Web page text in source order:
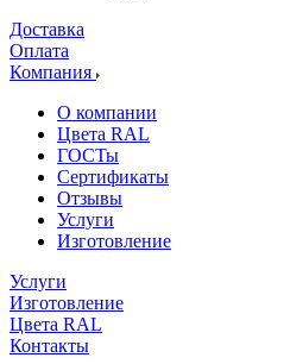
Доставка
Оплата
Компания
О компании
Цвета RAL
ГОСТы
Сертификаты
Отзывы
Услуги
Изготовление
Услуги
Изготовление
Цвета RAL
Контакты